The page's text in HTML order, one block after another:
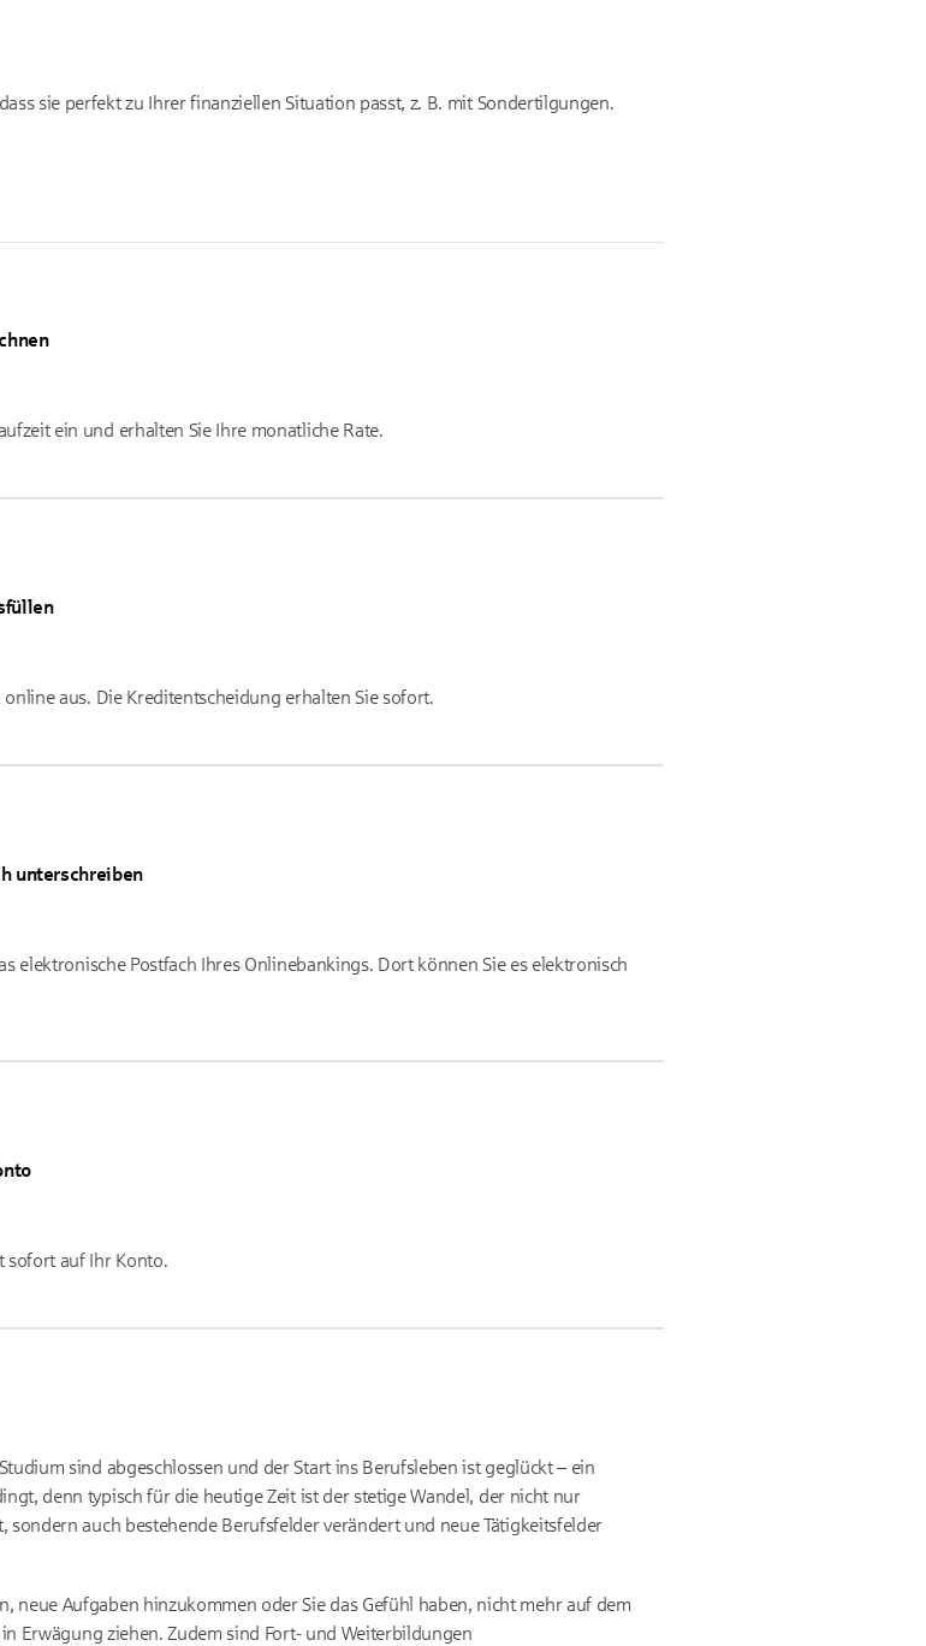
sie perfekt zu Ihrer finanziellen Situation passt, z. B. mit Sondertilgungen.
ein und erhalten Sie Ihre monatliche Rate.
aus. Die Kreditentscheidung erhalten Sie sofort.
unterschreiben
elektronische Postfach Ihres Onlinebankings. Dort können Sie es elektronisch
sofort auf Ihr Konto.
sind abgeschlossen und der Start ins Berufsleben ist geglückt – ein
denn typisch für die heutige Zeit ist der stetige Wandel, der nicht nur
auch bestehende Berufsfelder verändert und neue Tätigkeitsfelder
neue Aufgaben hinzukommen oder Sie das Gefühl haben, nicht mehr auf dem
Erwägung ziehen. Zudem sind Fort- und Weiterbildungen